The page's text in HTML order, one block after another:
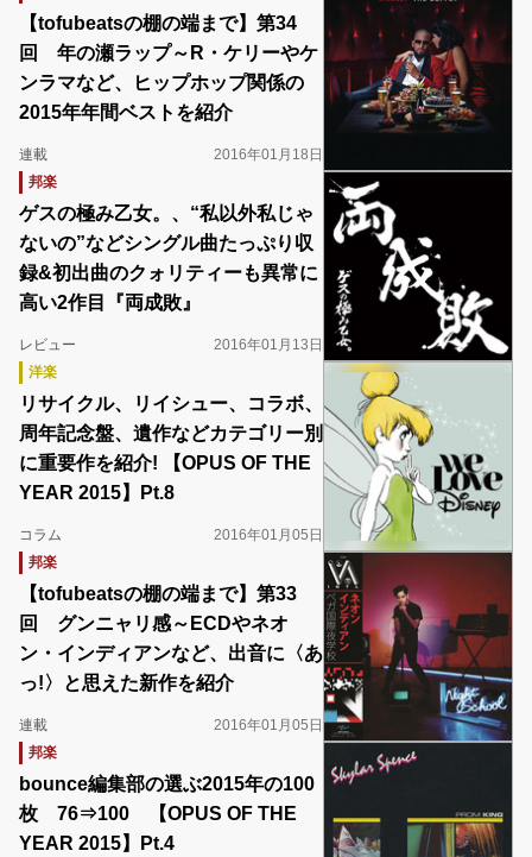
【tofubeatsの棚の端まで】第34
回 年の瀬ラップ～R・ケリーやケ
ンラマなど、ヒップホップ関係の
2015年年間ベストを紹介
連載
2016年01月18日
邦楽
ゲスの極み乙女。、“私以外私じゃ
ないの”などシングル曲たっぷり収
録&初出曲のクォリティーも異常に
高い2作目『両成敗』
レビュー
2016年01月13日
洋楽
リサイクル、リイシュー、コラボ、
周年記念盤、遺作などカテゴリー別
に重要作を紹介! 【OPUS OF THE
YEAR 2015】Pt.8
コラム
2016年01月05日
邦楽
【tofubeatsの棚の端まで】第33
回 グンニャリ感～ECDやネオ
ン・インディアンなど、出音に〈あ
っ!〉と思えた新作を紹介
連載
2016年01月05日
邦楽
bounce編集部の選ぶ2015年の100
枚 76⇒100 【OPUS OF THE
YEAR 2015】Pt.4